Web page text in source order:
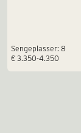
Sengeplasser: 8
€ 3.350-4.350